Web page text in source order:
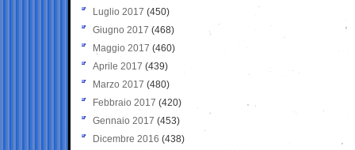
Luglio 2017 (450)
Giugno 2017 (468)
Maggio 2017 (460)
Aprile 2017 (439)
Marzo 2017 (480)
Febbraio 2017 (420)
Gennaio 2017 (453)
Dicembre 2016 (438)